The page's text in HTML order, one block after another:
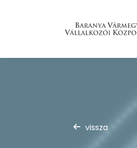
vissza